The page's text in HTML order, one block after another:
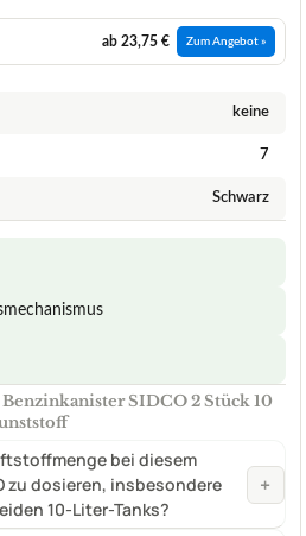
ab 23,75 € Zum Angebot »
keine
7
Schwarz
SIDCO 2 Stück 10
bei diesem
zu dosieren, insbesondere
10-Liter-Tanks?
+